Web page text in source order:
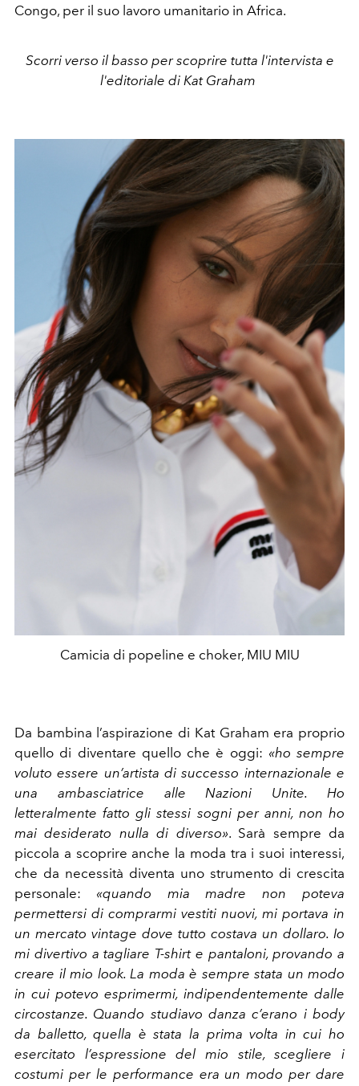
Congo, per il suo lavoro umanitario in Africa.
Scorri verso il basso per scoprire tutta l'intervista e
l'editoriale di Kat Graham
Camicia di popeline e choker, MIU MIU
Da bambina l’aspirazione di Kat Graham era proprio
quello di diventare quello che è oggi: «ho sempre
voluto essere un’artista di successo internazionale e
una ambasciatrice alle Nazioni Unite. Ho
letteralmente fatto gli stessi sogni per anni, non ho
mai desiderato nulla di diverso». Sarà sempre da
piccola a scoprire anche la moda tra i suoi interessi,
che da necessità diventa uno strumento di crescita
personale: «quando mia madre non poteva
permettersi di comprarmi vestiti nuovi, mi portava in
un mercato vintage dove tutto costava un dollaro. Io
mi divertivo a tagliare T-shirt e pantaloni, provando a
creare il mio look. La moda è sempre stata un modo
in cui potevo esprimermi, indipendentemente dalle
circostanze. Quando studiavo danza c’erano i body
da balletto, quella è stata la prima volta in cui ho
esercitato l’espressione del mio stile, scegliere i
costumi per le performance era un modo per dare